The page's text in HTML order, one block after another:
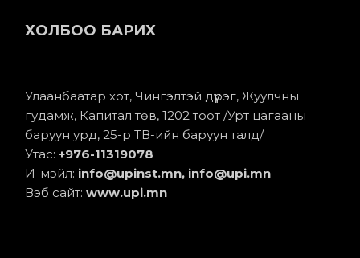
ХОЛБОО БАРИХ
Улаанбаатар хот, Чингэлтэй дүүрэг, Жуулчны
гудамж, Капитал төв, 1202 тоот /Урт цагааны
баруун урд, 25-р ТВ-ийн баруун талд/
Утас:+976-11319078
И-мэйл: info@upinst.mn, info@upi.mn
Вэб сайт:www.upi.mn